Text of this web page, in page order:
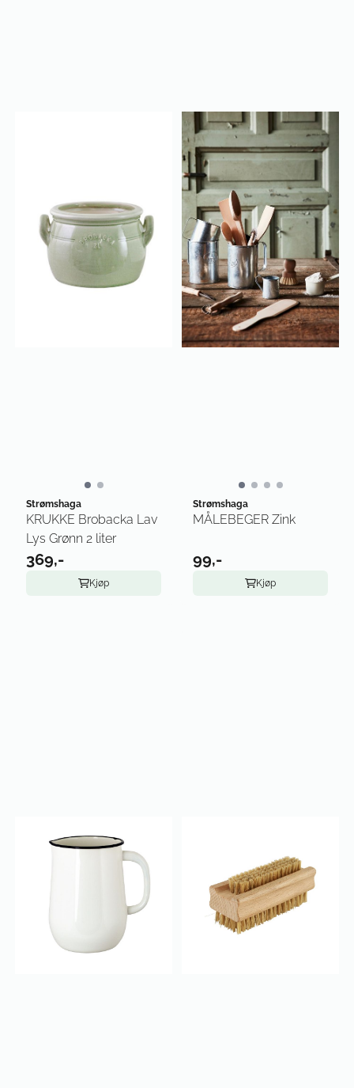
Strømshaga
KRUKKE Brobacka Lav
Lys Grønn 2 liter
369,-
Kjøp
Strømshaga
MÅLEBEGER Zink
99,-
Kjøp